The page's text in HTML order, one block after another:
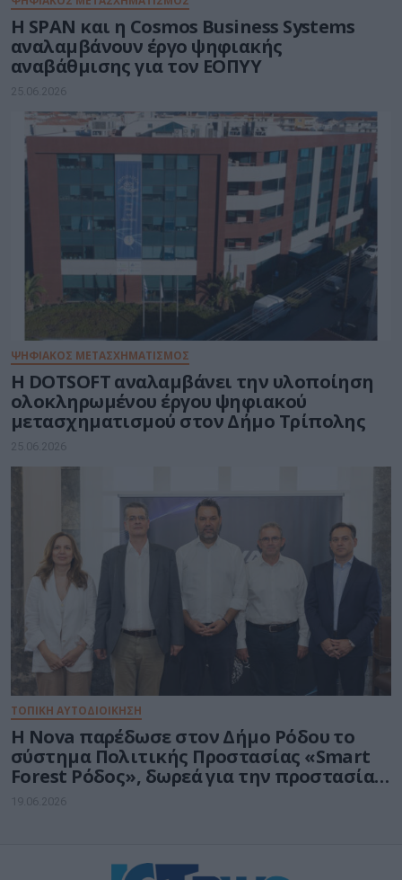
Η SPAN και η Cosmos Business Systems
αναλαμβάνουν έργο ψηφιακής
αναβάθμισης για τον ΕΟΠΥΥ
25.06.2026
ΨΗΦΙΑΚΟΣ ΜΕΤΑΣΧΗΜΑΤΙΣΜΟΣ
Η DOTSOFT αναλαμβάνει την υλοποίηση
ολοκληρωμένου έργου ψηφιακού
μετασχηματισμού στον Δήμο Τρίπολης
25.06.2026
ΤΟΠΙΚΗ ΑΥΤΟΔΙΟΙΚΗΣΗ
Η Nova παρέδωσε στον Δήμο Ρόδου το
σύστημα Πολιτικής Προστασίας «Smart
Forest Ρόδος», δωρεά για την προστασία
και την ανθεκτικότητα του φυσικού
19.06.2026